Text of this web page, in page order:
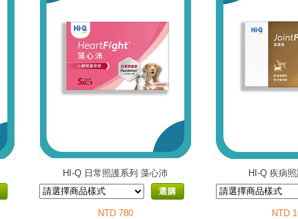
HI-Q 日常照護系列 藻心沛
選購
NTD 780
HI-Q 疾病
NTD